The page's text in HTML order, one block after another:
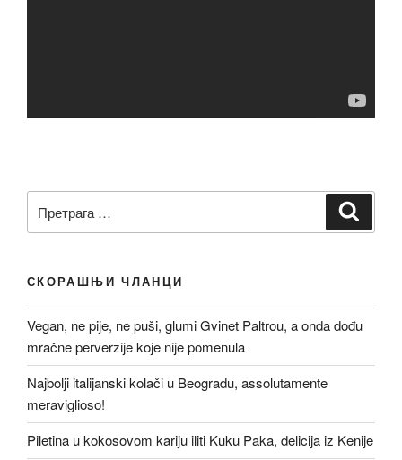
за:
СКОРАШЊИ ЧЛАНЦИ
Vegan, ne pije, ne puši, glumi Gvinet Paltrou, a onda dođu
mračne perverzije koje nije pomenula
Najbolji italijanski kolači u Beogradu, assolutamente
meraviglioso!
Piletina u kokosovom kariju iliti Kuku Paka, delicija iz Kenije